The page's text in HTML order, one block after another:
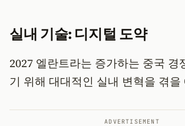
실내 기술: 디지털 도약
2027 엘란트라는 증가하는 중국 경
기 위해 대대적인 실내 변혁을 겪을
ADVERTISEMENT